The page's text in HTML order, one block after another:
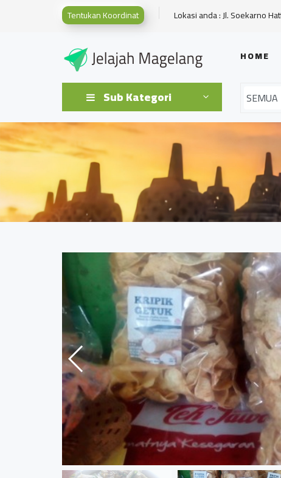
Tentukan Koordinat Lokasi anda : Jl. Soekarno
HOME
Sub Kategori